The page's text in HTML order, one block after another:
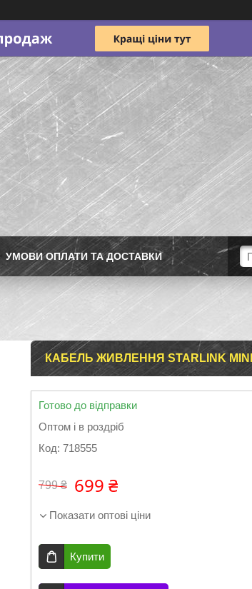
УМОВИ ОПЛАТИ ТА ДОСТАВКИ
КАБЕЛЬ ЖИВЛЕННЯ STARLINK MINI
Готово до відправки
Оптом і в роздріб
Код: 718555
799 ₴ 699 ₴
Показати оптові ціни
Купити